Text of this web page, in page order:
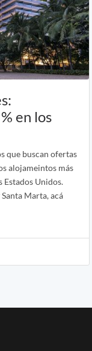
en los
que buscan ofertas
alojameintos más
Estados Unidos.
Marta, acá